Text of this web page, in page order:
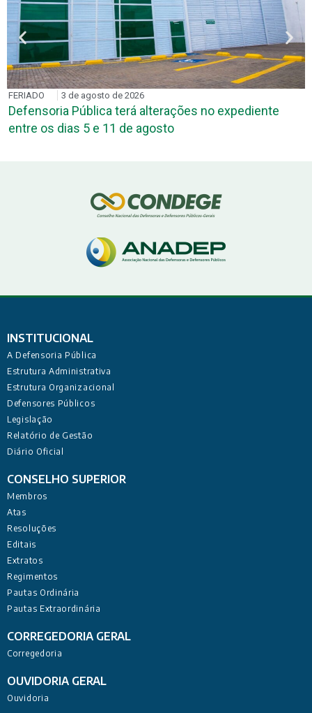
FERIADO 3 de agosto de 2026
Defensoria Pública terá alterações no expediente
entre os dias 5 e 11 de agosto
INSTITUCIONAL
A Defensoria Pública
Estrutura Administrativa
Estrutura Organizacional
Defensores Públicos
Legislação
Relatório de Gestão
Diário Oficial
CONSELHO SUPERIOR
Membros
Atas
Resoluções
Editais
Extratos
Regimentos
Pautas Ordinária
Pautas Extraordinária
CORREGEDORIA GERAL
Corregedoria
OUVIDORIA GERAL
Ouvidoria